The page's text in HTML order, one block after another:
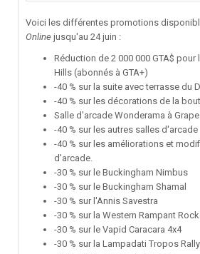
Voici les différentes promotions
Online jusqu'au 24 juin :
Réduction de 2 000 000 GTA$ pour
Hills (abonnés à GTA+)
-40 % sur la suite avec terrasse du
-40 % sur les décorations de la
Salle d'arcade Wonderama à
-40 % sur les autres salles d'arcade
-40 % sur les améliorations et
d'arcade.
-30 % sur le Buckingham Nimbus
-30 % sur le Buckingham Shamal
-30 % sur l'Annis Savestra
-30 % sur la Western Rampant
-30 % sur le Vapid Caracara 4x4
-30 % sur la Lampadati Tropos